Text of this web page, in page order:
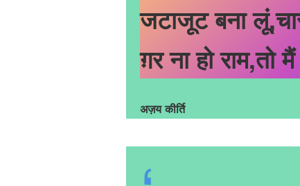
जटाजूट बना
ग़र ना हो राम,तो
अज़य कीर्ति